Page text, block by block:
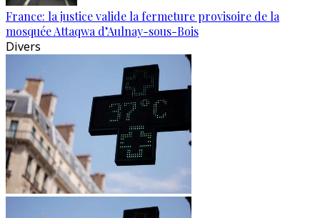
France: la justice valide la fermeture provisoire de la
mosquée Attaqwa d’Aulnay-sous-Bois
Divers